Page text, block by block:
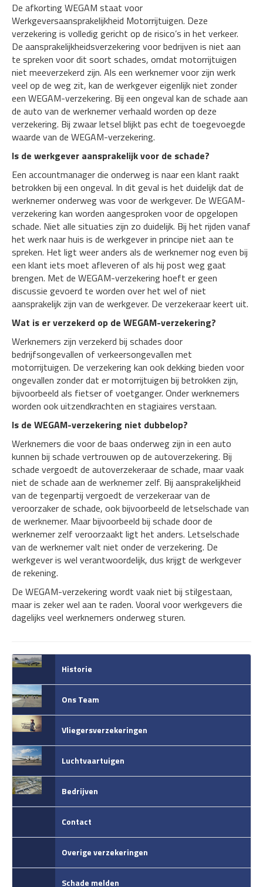
De afkorting WEGAM staat voor
Werkgeversaansprakelijkheid Motorrijtuigen. Deze
verzekering is volledig gericht op de risico’s in het verkeer.
De aansprakelijkheidsverzekering voor bedrijven is niet aan
te spreken voor dit soort schades, omdat motorrijtuigen
niet meeverzekerd zijn. Als een werknemer voor zijn werk
veel op de weg zit, kan de werkgever eigenlijk niet zonder
een WEGAM-verzekering. Bij een ongeval kan de schade aan
de auto van de werknemer verhaald worden op deze
verzekering. Bij zwaar letsel blijkt pas echt de toegevoegde
waarde van de WEGAM-verzekering.
Is de werkgever aansprakelijk voor de schade?
Een accountmanager die onderweg is naar een klant raakt
betrokken bij een ongeval. In dit geval is het duidelijk dat de
werknemer onderweg was voor de werkgever. De WEGAM-
verzekering kan worden aangesproken voor de opgelopen
schade. Niet alle situaties zijn zo duidelijk. Bij het rijden vanaf
het werk naar huis is de werkgever in principe niet aan te
spreken. Het ligt weer anders als de werknemer nog even bij
een klant iets moet afleveren of als hij post weg gaat
brengen. Met de WEGAM-verzekering hoeft er geen
discussie gevoerd te worden over het wel of niet
aansprakelijk zijn van de werkgever. De verzekeraar keert uit.
Wat is er verzekerd op de WEGAM-verzekering?
Werknemers zijn verzekerd bij schades door
bedrijfsongevallen of verkeersongevallen met
motorrijtuigen. De verzekering kan ook dekking bieden voor
ongevallen zonder dat er motorrijtuigen bij betrokken zijn,
bijvoorbeeld als fietser of voetganger. Onder werknemers
worden ook uitzendkrachten en stagiaires verstaan.
Is de WEGAM-verzekering niet dubbelop?
Werknemers die voor de baas onderweg zijn in een auto
kunnen bij schade vertrouwen op de autoverzekering. Bij
schade vergoedt de autoverzekeraar de schade, maar vaak
niet de schade aan de werknemer zelf. Bij aansprakelijkheid
van de tegenpartij vergoedt de verzekeraar van de
veroorzaker de schade, ook bijvoorbeeld de letselschade van
de werknemer. Maar bijvoorbeeld bij schade door de
werknemer zelf veroorzaakt ligt het anders. Letselschade
van de werknemer valt niet onder de verzekering. De
werkgever is wel verantwoordelijk, dus krijgt de werkgever
de rekening.
De WEGAM-verzekering wordt vaak niet bij stilgestaan,
maar is zeker wel aan te raden. Vooral voor werkgevers die
dagelijks veel werknemers onderweg sturen.
Historie
Ons Team
Vliegersverzekeringen
Luchtvaartuigen
Bedrijven
Contact
Overige verzekeringen
Schade melden